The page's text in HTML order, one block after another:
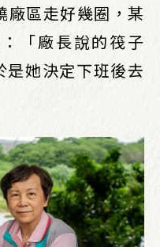
廠區走好幾圈，某
「廠長說的筏子
她決定下班後去